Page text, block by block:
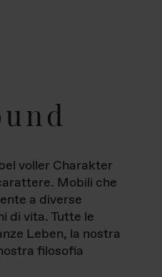
voller Charakter
Mobili che
a diverse
di vita. Tutte le
Leben, la nostra
filosofia